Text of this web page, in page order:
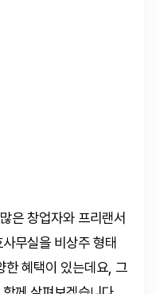
은 창업자와 프리랜서
무실을 비상주 형태
한 혜택이 있는데요, 그